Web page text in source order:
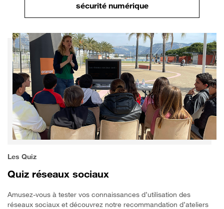
sécurité numérique
Les Quiz
Quiz réseaux sociaux
Amusez-vous à tester vos connaissances d’utilisation des
réseaux sociaux et découvrez notre recommandation d’ateliers